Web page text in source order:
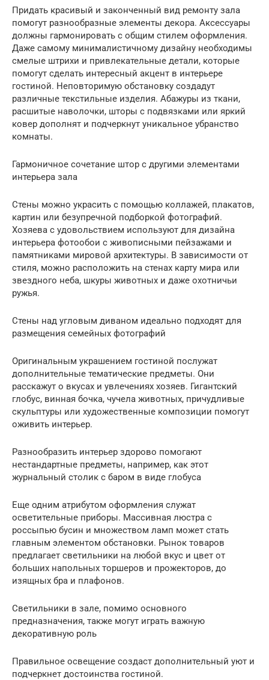
Придать красивый и законченный вид ремонту зала
помогут разнообразные элементы декора. Аксессуары
должны гармонировать с общим стилем оформления.
Даже самому минималистичному дизайну необходимы
смелые штрихи и привлекательные детали, которые
помогут сделать интересный акцент в интерьере
гостиной. Неповторимую обстановку создадут
различные текстильные изделия. Абажуры из ткани,
расшитые наволочки, шторы с подвязками или яркий
ковер дополнят и подчеркнут уникальное убранство
комнаты.
Гармоничное сочетание штор с другими элементами
интерьера зала
Стены можно украсить с помощью коллажей, плакатов,
картин или безупречной подборкой фотографий.
Хозяева с удовольствием используют для дизайна
интерьера фотообои с живописными пейзажами и
памятниками мировой архитектуры. В зависимости от
стиля, можно расположить на стенах карту мира или
звездного неба, шкуры животных и даже охотничьи
ружья.
Стены над угловым диваном идеально подходят для
размещения семейных фотографий
Оригинальным украшением гостиной послужат
дополнительные тематические предметы. Они
расскажут о вкусах и увлечениях хозяев. Гигантский
глобус, винная бочка, чучела животных, причудливые
скульптуры или художественные композиции помогут
оживить интерьер.
Разнообразить интерьер здорово помогают
нестандартные предметы, например, как этот
журнальный столик с баром в виде глобуса
Еще одним атрибутом оформления служат
осветительные приборы. Массивная люстра с
россыпью бусин и множеством ламп может стать
главным элементом обстановки. Рынок товаров
предлагает светильники на любой вкус и цвет от
больших напольных торшеров и прожекторов, до
изящных бра и плафонов.
Светильники в зале, помимо основного
предназначения, также могут играть важную
декоративную роль
Правильное освещение создаст дополнительный уют и
подчеркнет достоинства гостиной.